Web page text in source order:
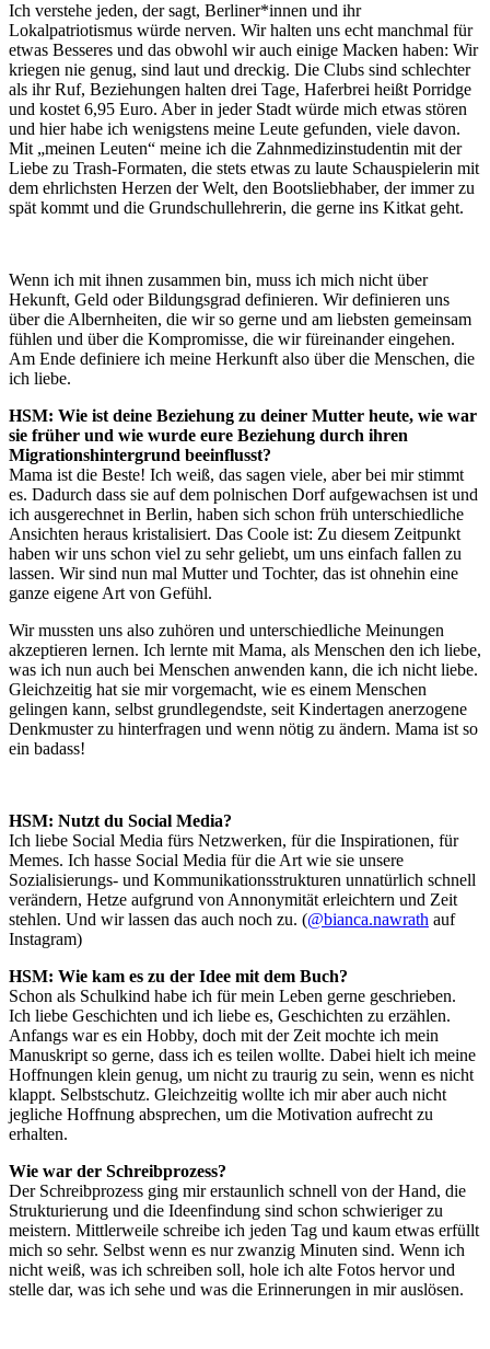
Ich verstehe jeden, der sagt, Berliner*innen und ihr
Lokalpatriotismus würde nerven. Wir halten uns echt manchmal für
etwas Besseres und das obwohl wir auch einige Macken haben: Wir
kriegen nie genug, sind laut und dreckig. Die Clubs sind schlechter
als ihr Ruf, Beziehungen halten drei Tage, Haferbrei heißt Porridge
und kostet 6,95 Euro. Aber in jeder Stadt würde mich etwas stören
und hier habe ich wenigstens meine Leute gefunden, viele davon.
Mit „meinen Leuten“ meine ich die Zahnmedizinstudentin mit der
Liebe zu Trash-Formaten, die stets etwas zu laute Schauspielerin mit
dem ehrlichsten Herzen der Welt, den Bootsliebhaber, der immer zu
spät kommt und die Grundschullehrerin, die gerne ins Kitkat geht.
Wenn ich mit ihnen zusammen bin, muss ich mich nicht über
Hekunft, Geld oder Bildungsgrad definieren. Wir definieren uns
über die Albernheiten, die wir so gerne und am liebsten gemeinsam
fühlen und über die Kompromisse, die wir füreinander eingehen.
Am Ende definiere ich meine Herkunft also über die Menschen, die
ich liebe.
HSM: Wie ist deine Beziehung zu deiner Mutter heute, wie war
sie früher und wie wurde eure Beziehung durch ihren
Migrationshintergrund beeinflusst?
Mama ist die Beste! Ich weiß, das sagen viele, aber bei mir stimmt
es. Dadurch dass sie auf dem polnischen Dorf aufgewachsen ist und
ich ausgerechnet in Berlin, haben sich schon früh unterschiedliche
Ansichten heraus kristalisiert. Das Coole ist: Zu diesem Zeitpunkt
haben wir uns schon viel zu sehr geliebt, um uns einfach fallen zu
lassen. Wir sind nun mal Mutter und Tochter, das ist ohnehin eine
ganze eigene Art von Gefühl.
Wir mussten uns also zuhören und unterschiedliche Meinungen
akzeptieren lernen. Ich lernte mit Mama, als Menschen den ich liebe,
was ich nun auch bei Menschen anwenden kann, die ich nicht liebe.
Gleichzeitig hat sie mir vorgemacht, wie es einem Menschen
gelingen kann, selbst grundlegendste, seit Kindertagen anerzogene
Denkmuster zu hinterfragen und wenn nötig zu ändern. Mama ist so
ein badass!
HSM: Nutzt du Social Media?
Ich liebe Social Media fürs Netzwerken, für die Inspirationen, für
Memes. Ich hasse Social Media für die Art wie sie unsere
Sozialisierungs- und Kommunikationsstrukturen unnatürlich schnell
verändern, Hetze aufgrund von Annonymität erleichtern und Zeit
stehlen. Und wir lassen das auch noch zu. (@bianca.nawrath auf
Instagram)
HSM: Wie kam es zu der Idee mit dem Buch?
Schon als Schulkind habe ich für mein Leben gerne geschrieben.
Ich liebe Geschichten und ich liebe es, Geschichten zu erzählen.
Anfangs war es ein Hobby, doch mit der Zeit mochte ich mein
Manuskript so gerne, dass ich es teilen wollte. Dabei hielt ich meine
Hoffnungen klein genug, um nicht zu traurig zu sein, wenn es nicht
klappt. Selbstschutz. Gleichzeitig wollte ich mir aber auch nicht
jegliche Hoffnung absprechen, um die Motivation aufrecht zu
erhalten.
Wie war der Schreibprozess?
Der Schreibprozess ging mir erstaunlich schnell von der Hand, die
Strukturierung und die Ideenfindung sind schon schwieriger zu
meistern. Mittlerweile schreibe ich jeden Tag und kaum etwas erfüllt
mich so sehr. Selbst wenn es nur zwanzig Minuten sind. Wenn ich
nicht weiß, was ich schreiben soll, hole ich alte Fotos hervor und
stelle dar, was ich sehe und was die Erinnerungen in mir auslösen.